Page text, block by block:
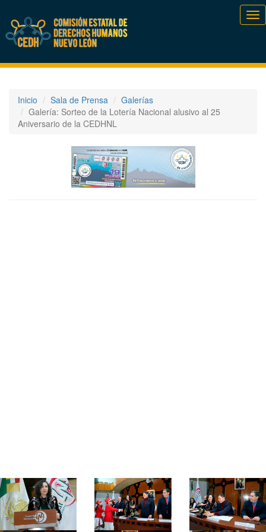
Inicio Sala de Prensa
Galerías
Galería: Sorteo de la Lotería Nacional alusivo al 25
Aniversario de la CEDHNL